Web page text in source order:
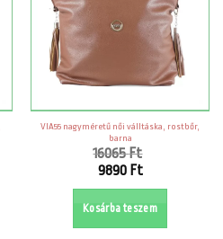
VIA55 nagyméretű női válltáska, rostbőr,
barna
16065Ft
Original
16065 Ft.
9890 Ft
Current
price
is:
9890 Ft.
Kosárba teszem